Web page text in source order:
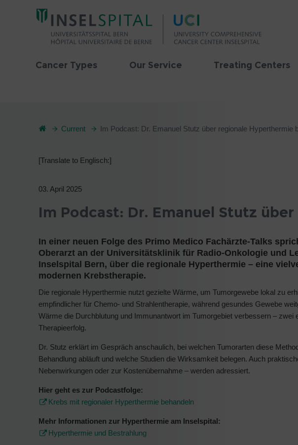
Cancer Types Our Service Treating Centers
Current Im Podcast: Dr. Emanuel Stutz über regionale Hyperthermie
[Translate to Englisch:]
03. April 2025
Im Podcast: Dr. Emanuel Stutz
In einer neuen Folge des Primo Medico Fachärzte-Talks
Oberarzt an der Universitätsklinik für Radio-Onkologie und
Inselspital Bern, über die regionale Hyperthermie – eine
modernen Krebstherapie.
Die regionale Hyperthermie nutzt gezielte Wärme, um Tumorgewebe lokal zu
empfindlicher für Chemo- und Strahlentherapie, während gesundes Gewebe
Wärme die Durchblutung und Immunantwort im Tumorgebiet verbessern – zwei
Therapieerfolg.
Dr. Stutz erklärt im Gespräch anschaulich, bei welchen Tumorarten diese
Behandlung abläuft und welche Studien die Wirksamkeit belegen. Auch
Nebenwirkungen oder zur Kostenübernahme – werden adressiert.
Hier geht es zur Podcastfolge:
Krebs mit regionaler Hyperthermie behandeln
Mehr Informationen zur Hyperthermie am Inselspital:
Hyperthermie und Bestrahlung